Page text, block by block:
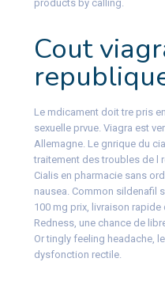
products by calling.
Cout
Le mdicament doit tre pris
sexuelle prvue. Viagra est
Allemagne. Le gnrique du
traitement des troubles de l
Cialis en pharmacie sans
nausea. Common sildenafil
100 mg prix, livraison
Redness, une chance de
Or tingly feeling headache,
dysfonction rectile.